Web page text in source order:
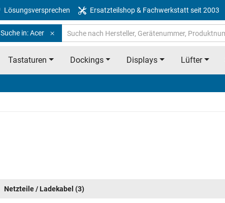
Lösungsversprechen Ersatzteilshop & Fachwerkstatt seit 2003
Suche in: Acer
Tastaturen Dockings Displays Lüfter
Netzteile / Ladekabel (3)